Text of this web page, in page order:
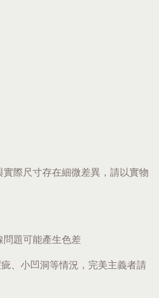
際尺寸存在細微差異，請以實物
題可能產生色差
、小凹洞等情況，完美主義者請